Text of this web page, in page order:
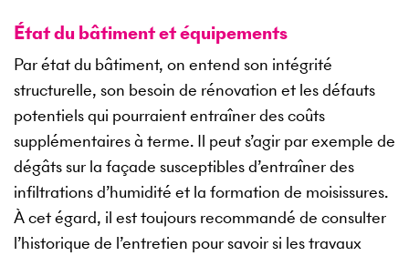
État du bâtiment et équipements
Par état du bâtiment, on entend son intégrité
structurelle, son besoin de rénovation et les défauts
potentiels qui pourraient entraîner des coûts
supplémentaires à terme. Il peut s’agir par exemple de
dégâts sur la façade susceptibles d’entraîner des
infiltrations d’humidité et la formation de moisissures.
À cet égard, il est toujours recommandé de consulter
l’historique de l’entretien pour savoir si les travaux